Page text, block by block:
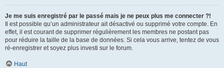
Je me suis enregistré par le passé mais je ne peux plus me connecter ?!
Il est possible qu’un administrateur ait désactivé ou supprimé votre compte. En
effet, il est courant de supprimer régulièrement les membres ne postant pas
pour réduire la taille de la base de données. Si cela vous arrive, tentez de vous
ré-enregistrer et soyez plus investi sur le forum.
Haut